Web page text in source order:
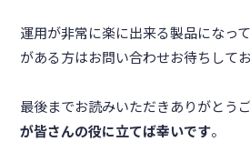
運用が非常に楽に出来る製品になっ
がある方はお問い合わせお待ちしてお
最後までお読みいただきありがとう
が皆さんの役に立てば幸いです。